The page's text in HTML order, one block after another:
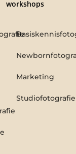
workshops
Marketing
Studiofotografie